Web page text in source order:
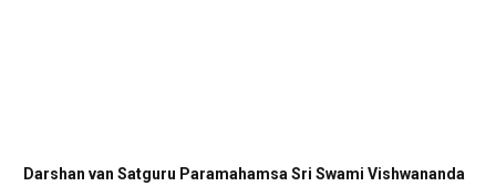
Darshan van Satguru Paramahamsa Sri Swami Vishwananda